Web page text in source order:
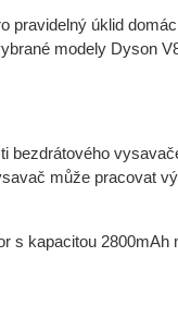
pravidelný úklid
modely Dyson
bezdrátového
může pracovat
s kapacitou